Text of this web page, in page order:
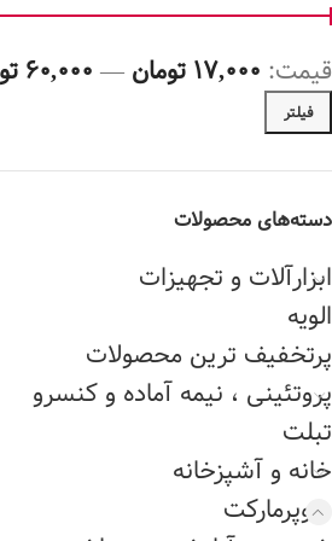
فیلتر
قیمت: 17,000 تومان — 60,000 تومان
دسته‌های محصولات
ابزارآلات و تجهیزات
الویه
پرتخفیف ترین محصولات
پروتئینی ، نیمه آماده و کنسرو
تبلت
خانه و آشپزخانه
سوپرمارکت